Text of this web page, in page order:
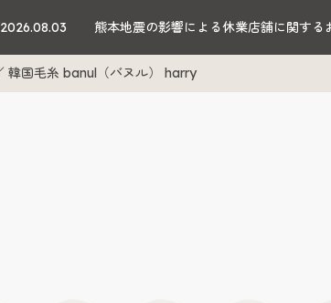
2026.08.03 熊本地震の影響による休業店舗に関する
韓国毛糸 banul（バヌル） harry